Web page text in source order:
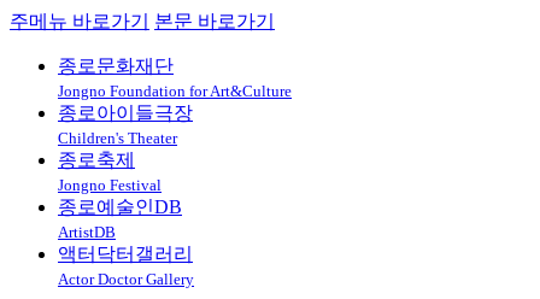
주메뉴 바로가기 본문 바로가기
종로문화재단
Jongno Foundation for Art&Culture
종로아이들극장
Children's Theater
종로축제
Jongno Festival
종로예술인DB
ArtistDB
액터닥터갤러리
Actor Doctor Gallery